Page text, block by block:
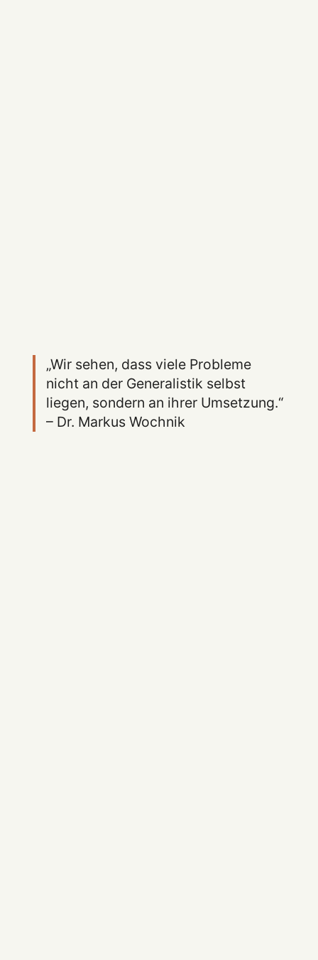
„Wir sehen, dass viele Probleme
nicht an der Generalistik selbst
liegen, sondern an ihrer Umsetzung.“
– Dr. Markus Wochnik